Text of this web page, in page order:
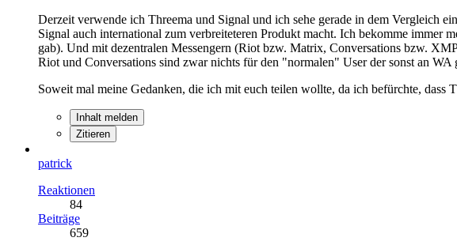
Derzeit verwende ich Threema und Signal und ich sehe gerade in dem Vergleich
Signal auch international zum verbreiteteren Produkt macht. Ich bekomme immer
gab). Und mit dezentralen Messengern (Riot bzw. Matrix, Conversations bzw.
Riot und Conversations sind zwar nichts für den "normalen" User der sonst an
Soweit mal meine Gedanken, die ich mit euch teilen wollte, da ich befürchte, dass
Inhalt melden
Zitieren
patrick
Reaktionen
84
Beiträge
659